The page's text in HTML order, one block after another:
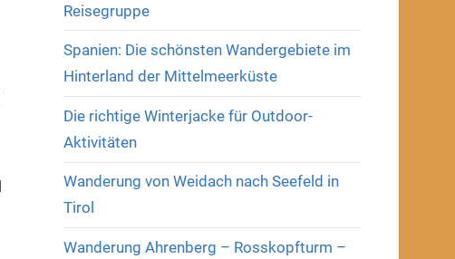
Reisegruppe
Spanien: Die schönsten Wandergebiete im
Hinterland der Mittelmeerküste
Die richtige Winterjacke für Outdoor-
Aktivitäten
Wanderung von Weidach nach Seefeld in
Tirol
Wanderung Ahrenberg – Rosskopfturm –